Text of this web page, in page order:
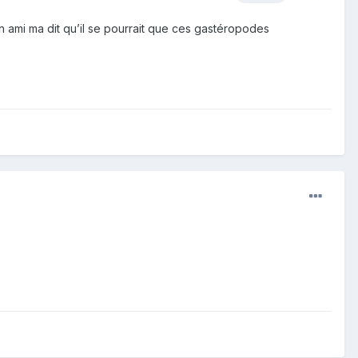
ami ma dit qu’il se pourrait que ces gastéropodes